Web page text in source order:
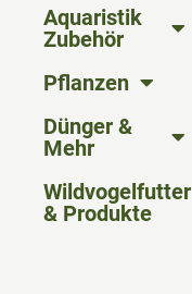
Aquaristik
Zubehör
Pflanzen
Dünger &
Mehr
Wildvogelfutter
& Produkte